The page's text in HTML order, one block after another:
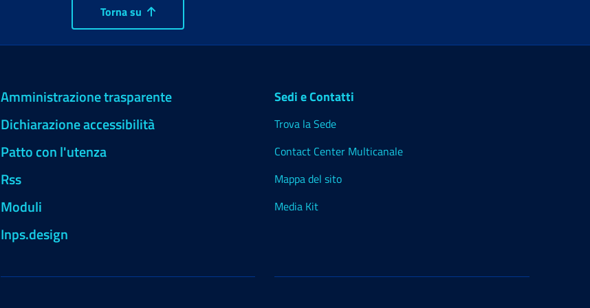
Torna su
Amministrazione trasparente
Dichiarazione accessibilità
Patto con l'utenza
Rss
Moduli
Inps.design
Sedi e Contatti
Trova la Sede
Contact Center Multicanale
Mappa del sito
Media Kit